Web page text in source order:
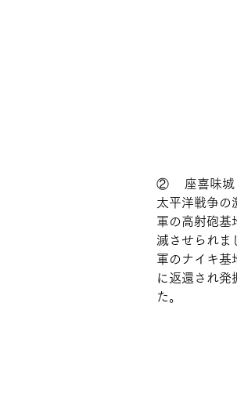
②    座喜味城
太平洋戦争の
軍の高射砲基
滅させられま
軍のナイキ基
に返還され発
た。